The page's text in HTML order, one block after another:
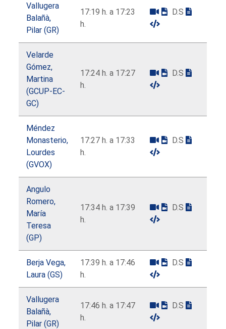
Vallugera
Balañà,
Pilar (GR)
17:19 h. a 17:23
h.
D.S
Velarde
Gómez,
Martina
(GCUP-EC-
GC)
17:24 h. a 17:27
h.
D.S
Méndez
Monasterio,
Lourdes
(GVOX)
17:27 h. a 17:33
h.
D.S
Angulo
Romero,
María
Teresa
(GP)
17:34 h. a 17:39
h.
D.S
Berja Vega,
Laura (GS)
17:39 h. a 17:46
h.
D.S
Vallugera
Balañà,
Pilar (GR)
17:46 h. a 17:47
h.
D.S